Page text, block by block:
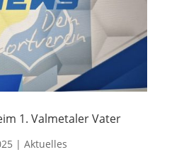
1. Valmetaler Vater
| Aktuelles